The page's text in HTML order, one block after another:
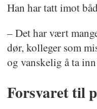
Han har tatt imot
– Det har vært
dør, kolleger som
og vanskelig å ta
Forsvaret til